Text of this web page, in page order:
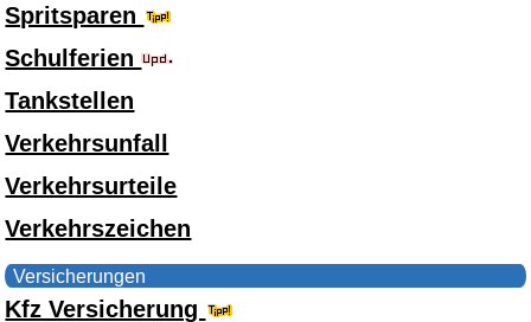
Spritsparen
Schulferien
Tankstellen
Verkehrsunfall
Verkehrsurteile
Verkehrszeichen
Versicherungen
Kfz Versicherung